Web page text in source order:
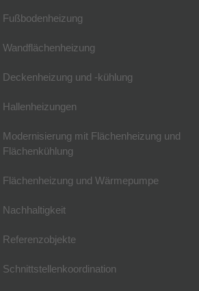
Fußbodenheizung
Wandflächenheizung
Deckenheizung und -kühlung
Hallenheizungen
Modernisierung mit Flächenheizung und
Flächenkühlung
Flächenheizung und Wärmepumpe
Nachhaltigkeit
Referenzobjekte
Schnittstellenkoordination